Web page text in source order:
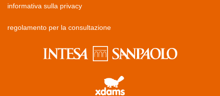
informativa sulla privacy
regolamento per la consultazione